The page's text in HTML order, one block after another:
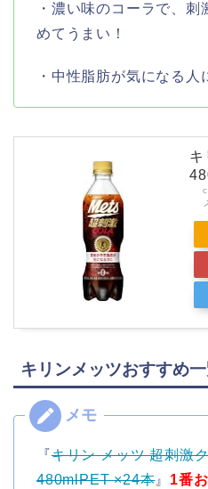
・濃い味のコーラで、
めてうまい！
・中性脂肪が気になる人
キ
キリンメッツおすすめ
『キリン メッツ 超刺激
480mlPET ×24本』 1番